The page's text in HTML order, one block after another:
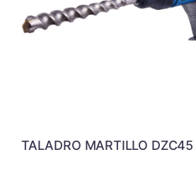
TALADRO MARTILLO DZC45